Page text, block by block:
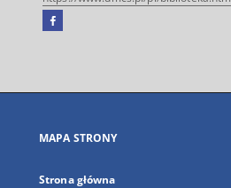
Facebook
się
karcie
MAPA STRONY
Strona główna